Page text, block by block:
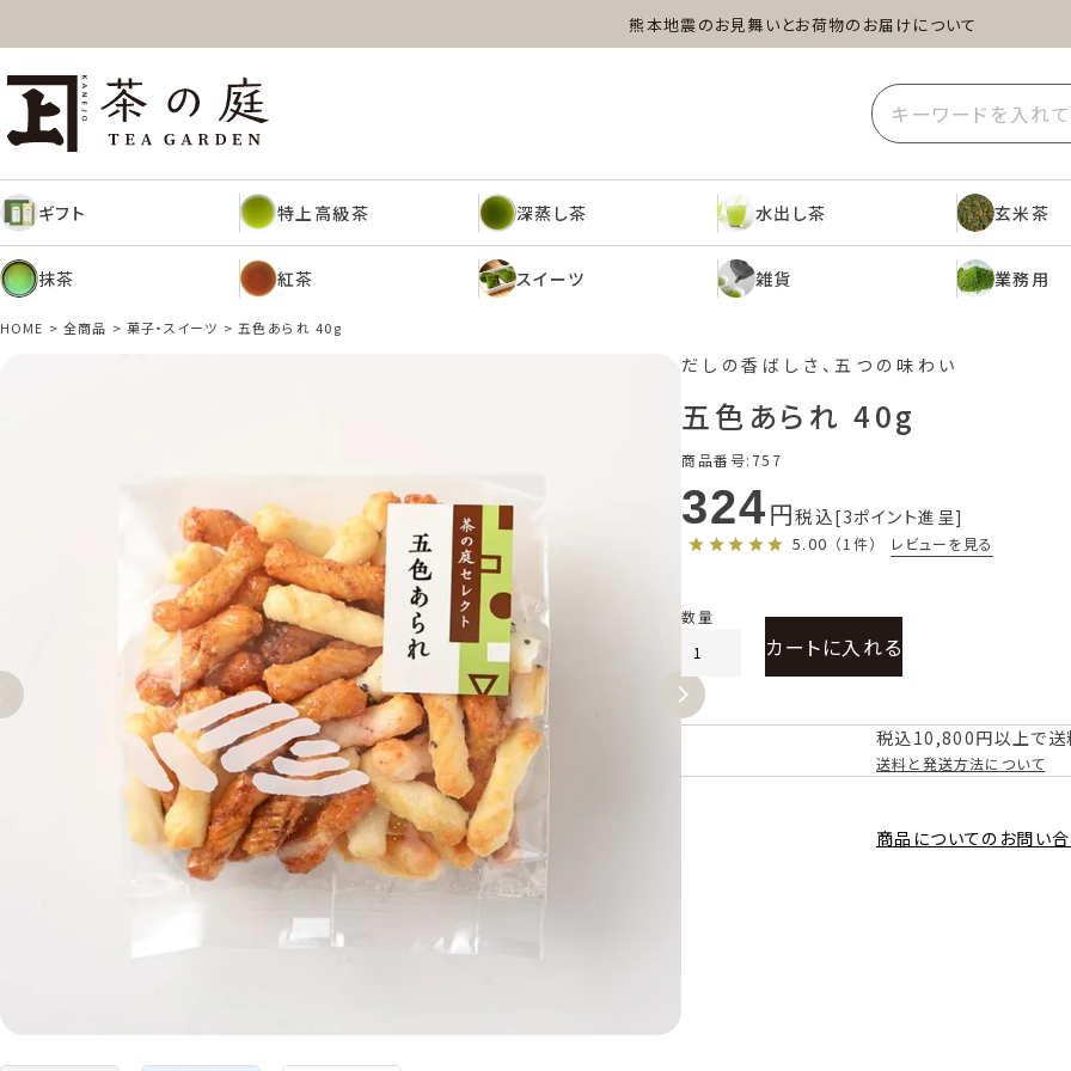
熊本地震のお見舞いとお荷物のお届けについて
水出し茶
抹茶
ギフト 特上高級茶 深蒸し茶 水出し茶 玄米茶
抹茶 紅茶 スイーツ 雑貨 業務用
HOME 全商品 菓子・スイーツ 五色あられ 40g
だしの香ばしさ、五つの味わい
五色あられ 40g
商品番号 757
324 税込 3ポイント進呈
5.00 （1件） レビューを見る
カートに入れる
税込10,800円以上で送
送料と発送方法について
商品についてのお問い